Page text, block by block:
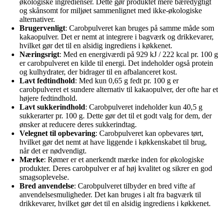
og skånsomt for miljøet sammenlignet med ikke-økologiske
alternativer.
Brugervenligt: Carobpulveret kan bruges på samme måde som
kakaopulver. Det er nemt at integrere i bagværk og drikkevarer,
hvilket gør det til en alsidig ingrediens i køkkenet.
Næringsrigt: Med en energiværdi på 929 kJ / 222 kcal pr. 100 g
er carobpulveret en kilde til energi. Det indeholder også protein
og kulhydrater, der bidrager til en afbalanceret kost.
Lavt fedtindhold: Med kun 0,65 g fedt pr. 100 g er
carobpulveret et sundere alternativ til kakaopulver, der ofte har et
højere fedtindhold.
Lavt sukkerindhold: Carobpulveret indeholder kun 40,5 g
sukkerarter pr. 100 g. Dette gør det til et godt valg for dem, der
ønsker at reducere deres sukkerindtag.
Velegnet til opbevaring: Carobpulveret kan opbevares tørt,
hvilket gør det nemt at have liggende i køkkenskabet til brug,
når det er nødvendigt.
Mærke: Rømer er et anerkendt mærke inden for økologiske
produkter. Deres carobpulver er af høj kvalitet og sikrer en god
smagsoplevelse.
Bred anvendelse: Carobpulveret tilbyder en bred vifte af
anvendelsesmuligheder. Det kan bruges i alt fra bagværk til
drikkevarer, hvilket gør det til en alsidig ingrediens i køkkenet.